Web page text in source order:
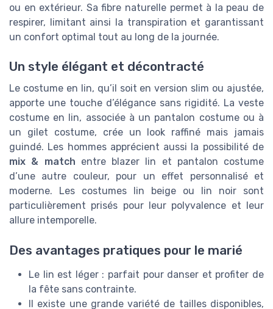
ou en extérieur. Sa fibre naturelle permet à la peau de
respirer, limitant ainsi la transpiration et garantissant
un confort optimal tout au long de la journée.
Un style élégant et décontracté
Le costume en lin, qu’il soit en version slim ou ajustée,
apporte une touche d’élégance sans rigidité. La veste
costume en lin, associée à un pantalon costume ou à
un gilet costume, crée un look raffiné mais jamais
guindé. Les hommes apprécient aussi la possibilité de
mix & match entre blazer lin et pantalon costume
d’une autre couleur, pour un effet personnalisé et
moderne. Les costumes lin beige ou lin noir sont
particulièrement prisés pour leur polyvalence et leur
allure intemporelle.
Des avantages pratiques pour le marié
Le lin est léger : parfait pour danser et profiter de
la fête sans contrainte.
Il existe une grande variété de tailles disponibles,